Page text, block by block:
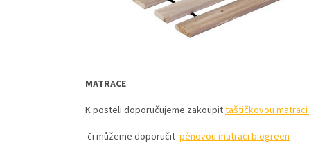
MATRACE
K posteli doporučujeme zakoupittaštičkovou matraci
či můžeme doporučit pěnovou matraci biogreen